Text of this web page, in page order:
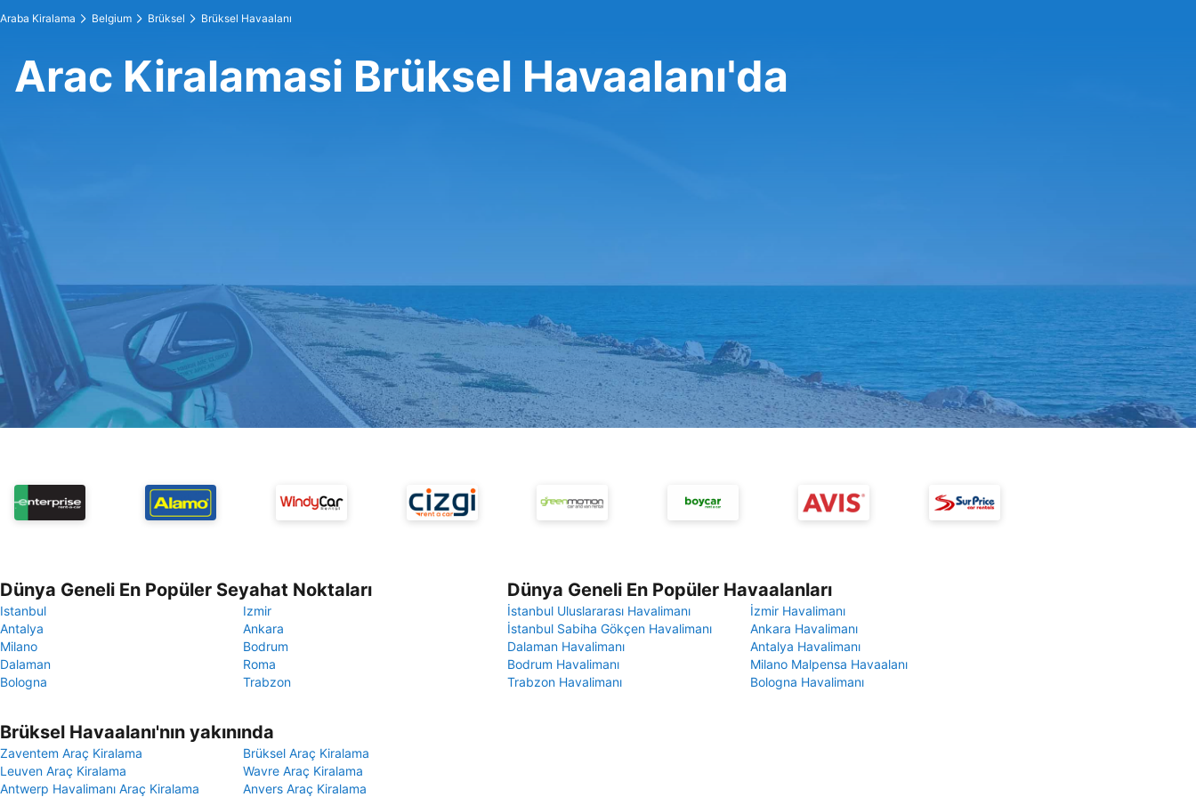
Araba Kiralama Belgium Brüksel Brüksel Havaalanı
Arac Kiralamasi Brüksel Havaalanı'da
Dünya Geneli En Popüler Seyahat Noktaları
Istanbul
Izmir
Antalya
Ankara
Milano
Bodrum
Dalaman
Roma
Bologna
Trabzon
Dünya Geneli En Popüler Havaalanları
İstanbul Uluslararası Havalimanı
İzmir Havalimanı
İstanbul Sabiha Gökçen Havalimanı
Ankara Havalimanı
Dalaman Havalimanı
Antalya Havalimanı
Bodrum Havalimanı
Milano Malpensa Havaalanı
Trabzon Havalimanı
Bologna Havalimanı
Brüksel Havaalanı'nın yakınında
Zaventem Araç Kiralama
Brüksel Araç Kiralama
Leuven Araç Kiralama
Wavre Araç Kiralama
Antwerp Havalimanı Araç Kiralama
Anvers Araç Kiralama